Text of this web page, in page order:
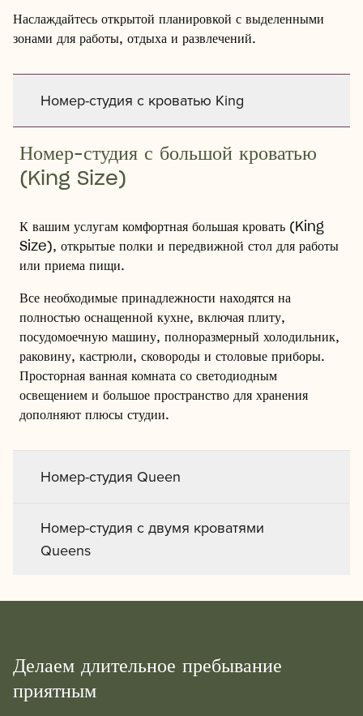
Наслаждайтесь открытой планировкой с выделенными
зонами для работы, отдыха и развлечений.
Номер-студия с кроватью King
Номер-студия с большой кроватью
(King Size)
К вашим услугам комфортная большая кровать (King
Size), открытые полки и передвижной стол для работы
или приема пищи.
Все необходимые принадлежности находятся на
полностью оснащенной кухне, включая плиту,
посудомоечную машину, полноразмерный холодильник,
раковину, кастрюли, сковороды и столовые приборы.
Просторная ванная комната со светодиодным
освещением и большое пространство для хранения
дополняют плюсы студии.
Номер-студия Queen
Номер-студия с двумя кроватями
Queens
Делаем длительное пребывание
приятным